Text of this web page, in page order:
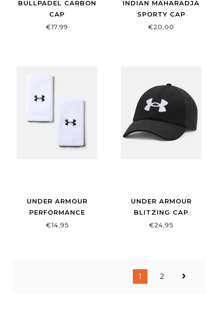
BULLPADEL CARBON
CAP
€17,99
INDIAN MAHARADJA
SPORTY CAP
€20,00
UNDER ARMOUR
PERFORMANCE
WRISTBANDS 15CM
€14,95
UNDER ARMOUR
BLITZING CAP
ADJUSTABLE BLACK
€24,95
1 2